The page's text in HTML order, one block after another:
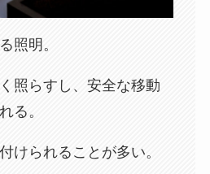
照明。
照らすし、安全な移動
る。
けられることが多い。